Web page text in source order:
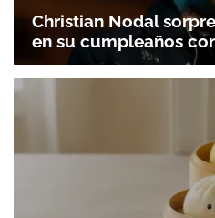
Christian Nodal
en su cumpleaños